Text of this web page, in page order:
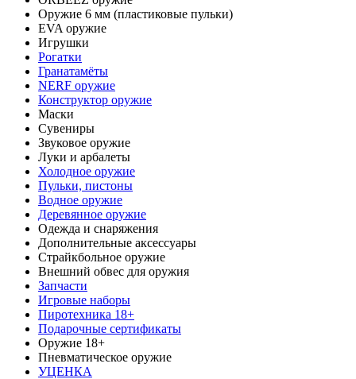
Оружие 6 мм (пластиковые пульки)
EVA оружие
Игрушки
Рогатки
Гранатамёты
NERF оружие
Конструктор оружие
Маски
Сувениры
Звуковое оружие
Луки и арбалеты
Холодное оружие
Пульки, пистоны
Водное оружие
Деревянное оружие
Одежда и снаряжения
Дополнительные аксессуары
Страйкбольное оружие
Внешний обвес для оружия
Запчасти
Игровые наборы
Пиротехника 18+
Подарочные сертификаты
Оружие 18+
Пневматическое оружие
УЦЕНКА